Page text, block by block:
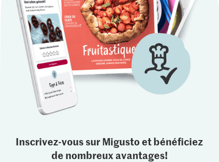
Inscrivez-vous sur Migusto et bénéficiez
de nombreux avantages!